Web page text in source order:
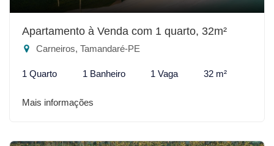
Apartamento à Venda com 1 quarto, 32m²
Carneiros, Tamandaré-PE
1 Quarto 1 Banheiro 1 Vaga 32 m²
Mais informações